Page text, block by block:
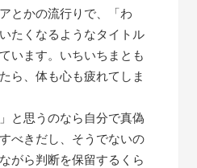
とかの流行りで、「わ
たくなるようなタイトル
います。いちいちまとも
ら、体も心も疲れてしま
と思うのなら自分で真偽
べきだし、そうでないの
がら判断を保留するくら